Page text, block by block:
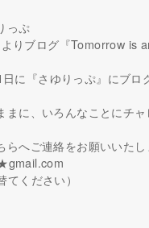
っぷ
りブログ『Tomorrow is
に『さゆりっぷ』にブロ
まに、いろんなことにチャ
らへご連絡をお願いいたし
てください）